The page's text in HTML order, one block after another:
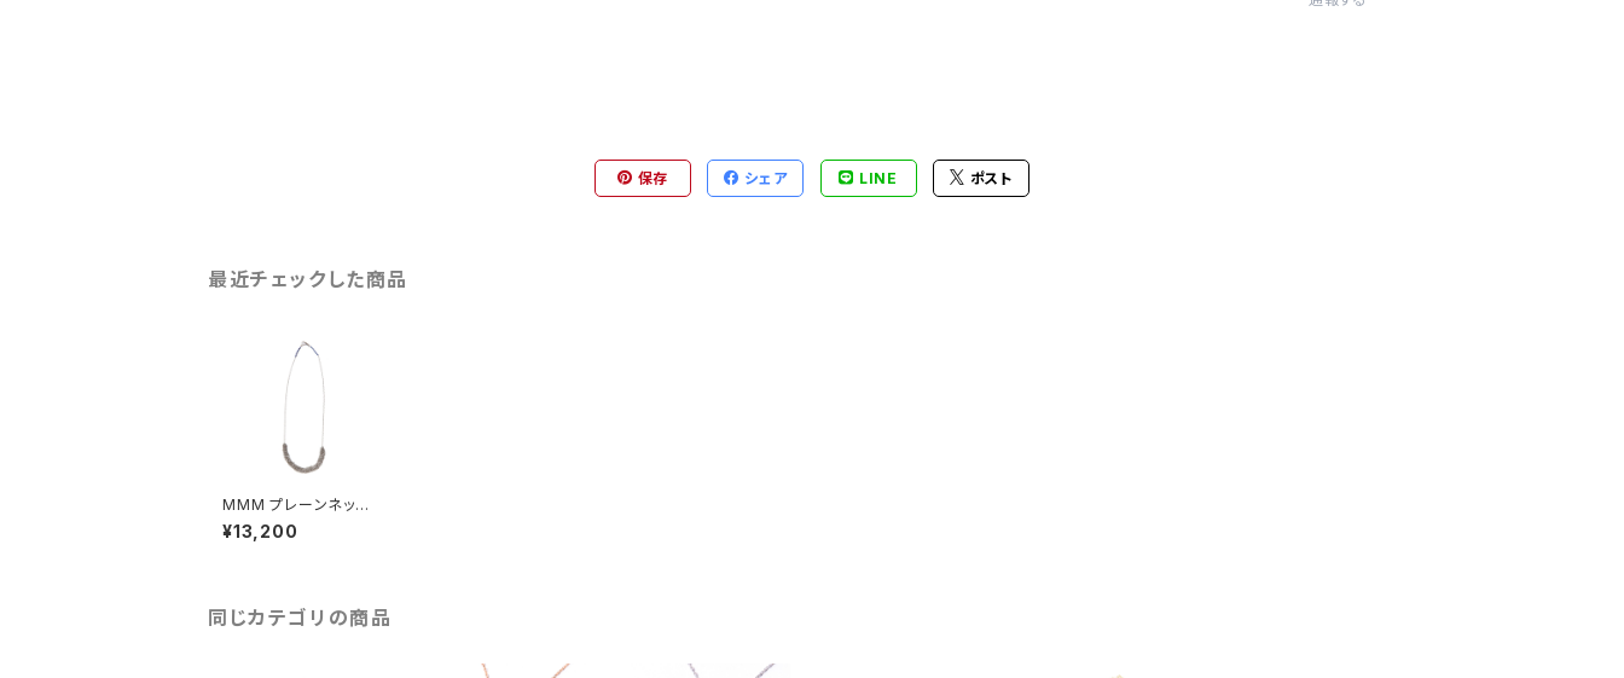
保存 シェア LINE ポスト
最近チェックした商品
MMM プレーンネック
レス シルバー
¥13,200
同じカテゴリの商品